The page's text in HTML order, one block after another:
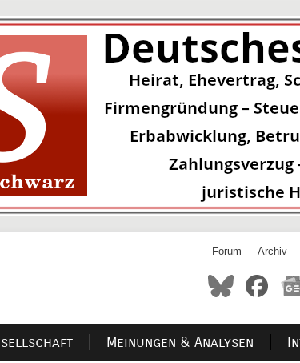
Forum Archiv
Meinungen & Analysen